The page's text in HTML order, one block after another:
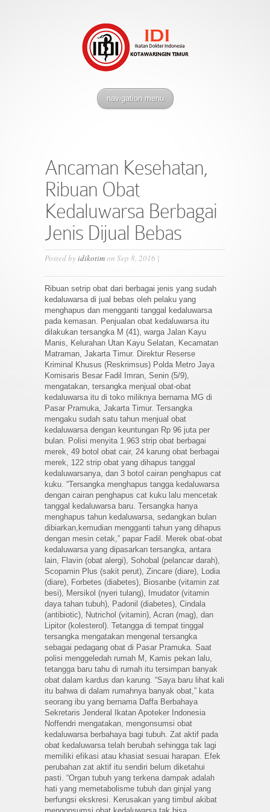
navigation menu
Ancaman Kesehatan,
Ribuan Obat
Kedaluwarsa Berbagai
Jenis Dijual Bebas
Posted byidikotimon Sep 8, 2016 |
Ribuan setrip obat dari berbagai jenis yang sudah
kedaluwarsa di jual bebas oleh pelaku yang
menghapus dan mengganti tanggal kedaluwarsa
pada kemasan. Penjualan obat kedaluwarsa itu
dilakukan tersangka M (41), warga Jalan Kayu
Manis, Kelurahan Utan Kayu Selatan, Kecamatan
Matraman, Jakarta Timur. Direktur Reserse
Kriminal Khusus (Reskrimsus) Polda Metro Jaya
Komisaris Besar Fadil Imran, Senin (5/9),
mengatakan, tersangka menjual obat-obat
kedaluwarsa itu di toko miliknya bernama MG di
Pasar Pramuka, Jakarta Timur. Tersangka
mengaku sudah satu tahun menjual obat
kedaluwarsa dengan keuntungan Rp 96 juta per
bulan. Polisi menyita 1.963 strip obat berbagai
merek, 49 botol obat cair, 24 karung obat berbagai
merek, 122 strip obat yang dihapus tanggal
kedaluwarsanya, dan 3 botol cairan penghapus cat
kuku. “Tersangka menghapus tangga kedaluwarsa
dengan cairan penghapus cat kuku lalu mencetak
tanggal kedaluwarsa baru. Tersangka hanya
menghapus tahun kedaluwarsa, sedangkan bulan
dibiarkan,kemudian mengganti tahun yang dihapus
dengan mesin cetak,” papar Fadil. Merek obat-obat
kedaluwarsa yang dipasarkan tersangka, antara
lain, Flavin (obat alergi), Sohobal (pelancar darah),
Scopamin Plus (sakit perut), Zincare (diare), Lodia
(diare), Forbetes (diabetes), Biosanbe (vitamin zat
besi), Mersikol (nyeri tulang), Imudator (vitamin
daya tahan tubuh), Padonil (diabetes), Cindala
(antibiotic), Nutrichol (vitamin), Acran (mag), dan
Lipitor (kolesterol). Tetangga di tempat tinggal
tersangka mengatakan mengenal tersangka
sebagai pedagang obat di Pasar Pramuka. Saat
polisi menggeledah rumah M, Kamis pekan lalu,
tetangga baru tahu di rumah itu tersimpan banyak
obat dalam kardus dan karung. “Saya baru lihat kali
itu bahwa di dalam rumahnya banyak obat,” kata
seorang ibu yang bernama Daffa Berbahaya
Sekretaris Jenderal Ikatan Apoteker Indonesia
Noffendri mengatakan, mengonsumsi obat
kedaluwarsa berbahaya bagi tubuh. Zat aktif pada
obat kedaluwarsa telah berubah sehingga tak lagi
memiliki efikasi atau khasiat sesuai harapan. Efek
perubahan zat aktif itu sendiri belum diketahui
pasti. “Organ tubuh yang terkena dampak adalah
hati yang memetabolisme tubuh dan ginjal yang
berfungsi ekskresi. Kerusakan yang timbul akibat